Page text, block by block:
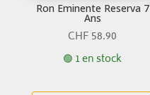
Ron Eminente Reserva 7
Ans
CHF 58.90
🟢 1 en stock